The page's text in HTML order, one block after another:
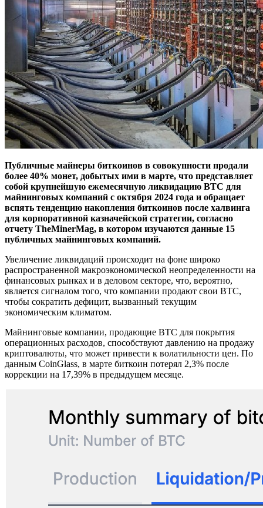
Публичные майнеры биткоинов в совокупности продали
более 40% монет, добытых ими в марте, что представляет
собой крупнейшую ежемесячную ликвидацию BTC для
майнинговых компаний с октября 2024 года и обращает
вспять тенденцию накопления биткоинов после халвинга
для корпоративной казначейской стратегии, согласно
отчету TheMinerMag, в котором изучаются данные 15
публичных майнинговых компаний.
Увеличение ликвидаций происходит на фоне широко
распространенной макроэкономической неопределенности на
финансовых рынках и в деловом секторе, что, вероятно,
является сигналом того, что компании продают свои BTC,
чтобы сократить дефицит, вызванный текущим
экономическим климатом.
Майнинговые компании, продающие BTC для покрытия
операционных расходов, способствуют давлению на продажу
криптовалюты, что может привести к волатильности цен. По
данным CoinGlass, в марте биткоин потерял 2,3% после
коррекции на 17,39% в предыдущем месяце.